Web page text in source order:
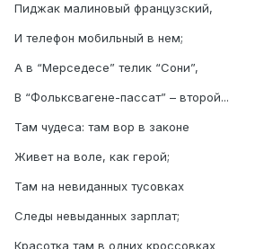
Пиджак малиновый французский,
И телефон мобильный в нем;
А в “Мерседесе” телик “Сони”,
В “Фольксвагене-пассат” – второй...
Там чудеса: там вор в законе
Живет на воле, как герой;
Там на невиданных тусовках
Следы невыданных зарплат;
Красотка там в одних кроссовках